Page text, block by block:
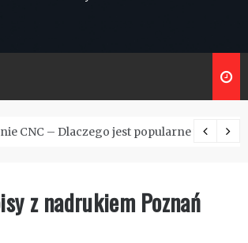
CNC – Dlaczego jest popularne w Polsce?
z nadrukiem Poznań